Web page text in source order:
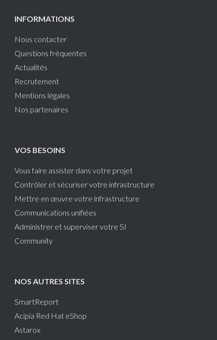
INFORMATIONS
Nous contacter
Questions fréquentes
Actualités
Recrutement
Mentions légales
Nos partenaires
VOS BESOINS
Vous faire assister dans votre projet
Contrôler et sécuriser votre infrastructure
Mettre en œuvre votre infrastructure
Communications unifiées
Administrer et superviser votre SI
Community
NOS AUTRES SITES
SmartReport
Acipia Red Hat eShop
Astarox